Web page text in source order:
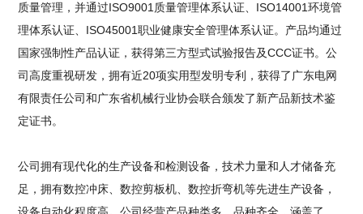
质量管理，并通过ISO9001质量管理体系认证、ISO14001环境管
理体系认证、ISO45001职业健康安全管理体系认证。产品均通过
国家强制性产品认证，获得第三方型式试验报告及CCC证书。公
司高度重视研发，拥有近20项实用型发明专利，获得了广东电网
有限责任公司和广东省机械行业协会联合颁发了新产品新技术鉴
定证书。
公司拥有现代化的生产设备和检测设备，技术力量和人才储备充
足，拥有数控冲床、数控剪板机、数控折弯机等先进生产设备，
设备自动化程度高。公司经营产品种类多、品种齐全，涵盖了